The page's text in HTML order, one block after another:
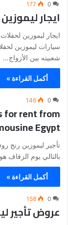
0
177
ايجار
ايجار ليموزين
شعبيته بين الأزواج…
أكمل القراءة »
0
146
for rent from
Egypt
تأجير ليموزين رنج
بالتالي يوم الزفاف
أكمل القراءة »
0
158
عروض تأجير